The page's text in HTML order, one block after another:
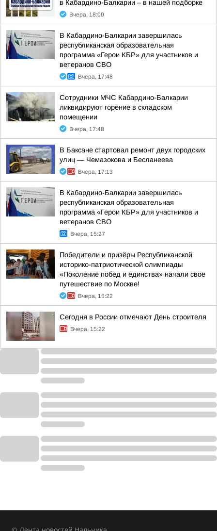
в Кабардино-Балкарии – в нашей подборке
Вчера, 18:00
В Кабардино-Балкарии завершилась
республиканская образовательная
программа «Герои КБР» для участников и
ветеранов СВО
Вчера, 17:48
Сотрудники МЧС Кабардино-Балкарии
ликвидируют горение в складском
помещении
Вчера, 17:48
В Баксане стартовал ремонт двух городских
улиц — Чемазокова и Бесланеева
Вчера, 17:13
В Кабардино-Балкарии завершилась
республиканская образовательная
программа «Герои КБР» для участников и
ветеранов СВО
Вчера, 15:27
Победители и призёры Республиканской
историко-патриотической олимпиады
«Поколение побед и единства» начали своё
путешествие по Москве!
Вчера, 15:22
Сегодня в России отмечают День строителя
Вчера, 15:22